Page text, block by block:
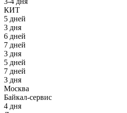
КИТ
5 дней
3 дня
6 дней
7 дней
3 дня
5 дней
7 дней
3 дня
Москва
Байкал-сервис
4 дня